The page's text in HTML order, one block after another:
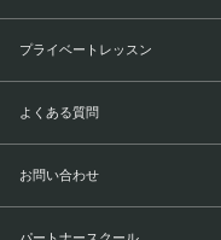
プライベートレッスン
よくある質問
お問い合わせ